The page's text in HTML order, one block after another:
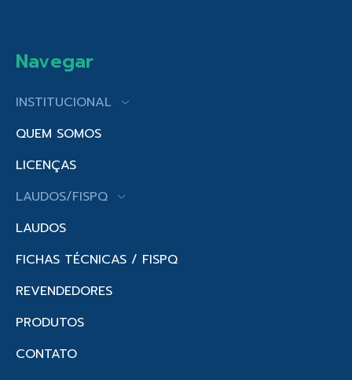
Navegar
INSTITUCIONAL
QUEM SOMOS
LICENÇAS
LAUDOS/FISPQ
LAUDOS
FICHAS TÉCNICAS / FISPQ
REVENDEDORES
PRODUTOS
CONTATO